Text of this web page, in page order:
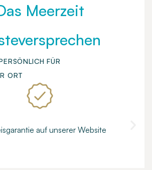
Meerzeit
FÜR
ORT
auf unserer Website